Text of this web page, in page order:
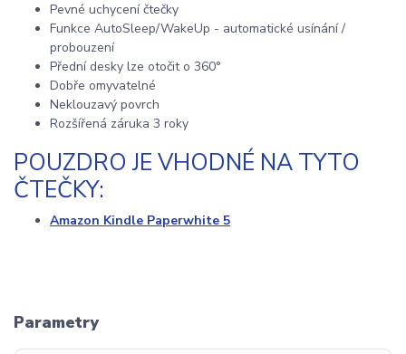
Pevné uchycení čtečky
Funkce AutoSleep/WakeUp - automatické usínání /
probouzení
Přední desky lze otočit o 360°
Dobře omyvatelné
Neklouzavý povrch
Rozšířená záruka 3 roky
POUZDRO JE VHODNÉ NA TYTO
ČTEČKY:
Amazon Kindle Paperwhite 5
Parametry